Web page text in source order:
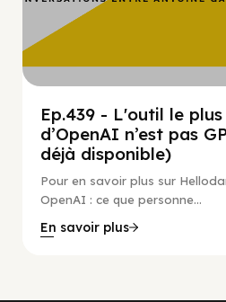
Ep.439 - L'outil le
d’OpenAI n’est pas
déjà disponible)
Pour en savoir plus sur
OpenAI : ce que personne...
En savoir plus